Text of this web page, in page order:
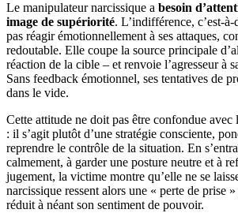
Le manipulateur narcissique a besoin
image de supériorité. L’indifférence, c’est-
pas réagir émotionnellement à ses attaques,
redoutable. Elle coupe la source principale
réaction de la cible – et renvoie l’agresseur à
Sans feedback émotionnel, ses tentatives de
dans le vide.
Cette attitude ne doit pas être confondue
: il s’agit plutôt d’une stratégie consciente,
reprendre le contrôle de la situation. En
calmement, à garder une posture neutre et à
jugement, la victime montre qu’elle ne se
narcissique ressent alors une « perte de prise
réduit à néant son sentiment de pouvoir.